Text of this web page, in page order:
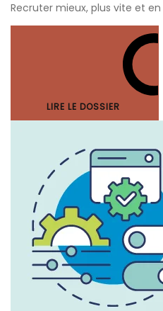
Recruter mieux, plus vite et
LIRE LE DOSSIER